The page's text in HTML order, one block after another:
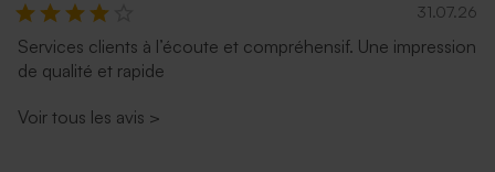
31.07.26
Services clients à l’écoute et compréhensif. Une impression
de qualité et rapide
Voir tous les avis >